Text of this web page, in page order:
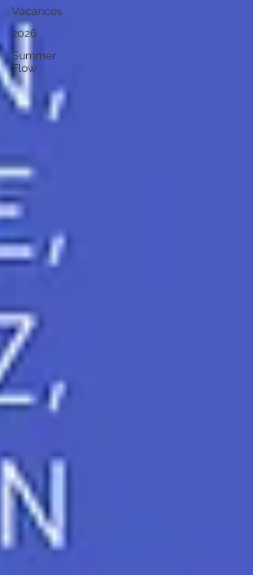
Vacances
2026
Summer
Flow